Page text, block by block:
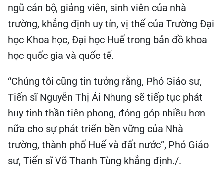
ngũ cán bộ, giảng viên, sinh viên của nhà
trường, khẳng định uy tín, vị thế của Trường Đại
học Khoa học, Đại học Huế trong bản đồ khoa
học quốc gia và quốc tế.
“Chúng tôi cũng tin tưởng rằng, Phó Giáo sư,
Tiến sĩ Nguyễn Thị Ái Nhung sẽ tiếp tục phát
huy tinh thần tiên phong, đóng góp nhiều hơn
nữa cho sự phát triển bền vững của Nhà
trường, thành phố Huế và đất nước”, Phó Giáo
sư, Tiến sĩ Võ Thanh Tùng khẳng định./.